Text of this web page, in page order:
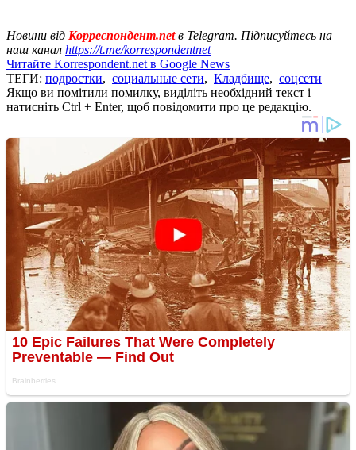
Новини від Корреспондент.netв Telegram. Підписуйтесь на
наш канал https://t.me/korrespondentnet
Читайте Korrespondent.net в Google News
ТЕГИ: подростки, социальные сети, Кладбище, соцсети
Якщо ви помітили помилку, виділіть необхідний текст і
натисніть Ctrl + Enter, щоб повідомити про це редакцію.